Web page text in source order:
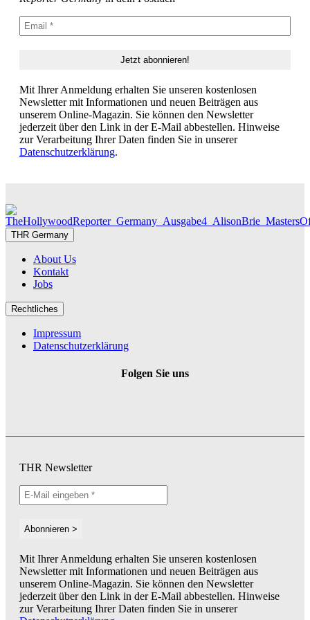
Mit Ihrer Anmeldung erhalten Sie unseren kostenlosen
Newsletter mit Informationen und neuen Beiträgen aus
unserem Online-Magazin. Sie können den Newsletter
jederzeit über den Link in der E-Mail abbestellen. Hinweise
zur Verarbeitung Ihrer Daten finden Sie in unserer
Datenschutzerklärung.
THR Germany
About Us
Kontakt
Jobs
Rechtliches
Impressum
Datenschutzerklärung
Folgen Sie uns
THR Newsletter
Mit Ihrer Anmeldung erhalten Sie unseren kostenlosen
Newsletter mit Informationen und neuen Beiträgen aus
unserem Online-Magazin. Sie können den Newsletter
jederzeit über den Link in der E-Mail abbestellen. Hinweise
zur Verarbeitung Ihrer Daten finden Sie in unserer